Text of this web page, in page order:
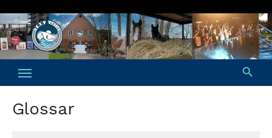
to
content
Glossar